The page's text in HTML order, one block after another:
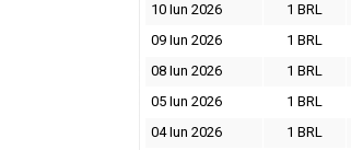
10 Iun 2026
1 BRL
09 Iun 2026
1 BRL
08 Iun 2026
1 BRL
05 Iun 2026
1 BRL
04 Iun 2026
1 BRL